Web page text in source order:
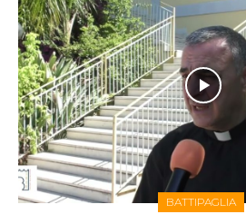
BATTIPAGLIA